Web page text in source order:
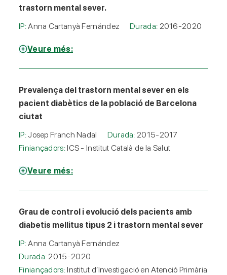
trastorn mental sever.
IP:Anna Cartanyà Fernández Durada: 2016-2020
Veure més:
Prevalença del trastorn mental sever en els
pacient diabètics de la població de Barcelona
ciutat
IP:Josep Franch Nadal Durada: 2015-2017
Finiançadors:ICS - Institut Català de la Salut
Veure més:
Grau de control i evolució dels pacients amb
diabetis mellitus tipus 2 i trastorn mental sever
IP:Anna Cartanyà Fernández
Durada: 2015-2020
Finiançadors:Institut d’Investigació en Atenció Primària